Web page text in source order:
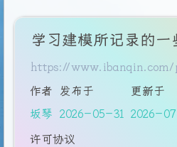
26
29
30
31
4.Albedo是颜色的意思把
5.Microsurface：
往下翻Occlusion右边
7.选择顶部左上角Scene里
8.
回到左上角的Scene选择
9.
在右上角的Render选项
设置
14
16
17
6.在PT里面OpenGL或者
.操作和maya一样的和
8 .在PT里面烘焙贴图需要
学习建模所记录的一
https://www.ibanqin.com/
作者
坂琴
发布于
2026-05-31
更新于
2026-
许可协议